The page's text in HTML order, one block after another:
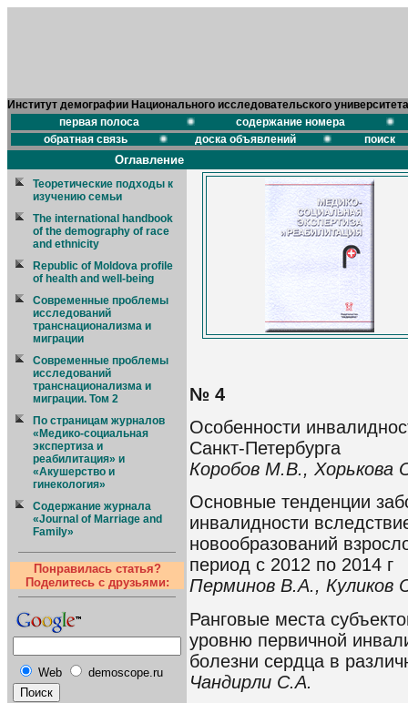
Институт демографии Национального исследовательского
первая полоса
содержание номера
обратная связь
доска объявлений поиск
Оглавление
Теоретические подходы к
изучению семьи
The international handbook
of the demography of race
and ethnicity
Republic of Moldova profile
of health and well-being
Современные проблемы
исследований
транснационализма и
миграции
Современные проблемы
исследований
транснационализма и
миграции. Том 2
По страницам журналов
«Медико-социальная
экспертиза и
реабилитация» и
«Акушерство и
гинекология»
Содержание журнала
«Journal of Marriage and
Family»
Понравилась статья?
Поделитесь с друзьями:
Web demoscope.ru
№ 4
Особенности
Санкт-Петербурга
Коробов М.В., Хорькова
Основные тенденции
инвалидности
новообразований
период с 2012 по 2014 г
Перминов В.А.,
Ранговые места
уровню первичной
болезни сердца в
Чандирли С.А.